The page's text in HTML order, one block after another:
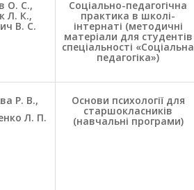
О. С.,
Л. К.,
В. С.
Соціально-педагогічна
практика в школі-
інтернаті (методичні
матеріали для студентів
спеціальності «Соціальна
педагогіка»)
Р. В.,
Л. П.
Основи психології для
старшокласників
(навчальні програми)